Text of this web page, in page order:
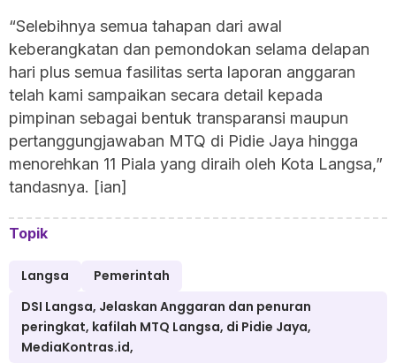
“‎Selebihnya semua tahapan dari awal
keberangkatan dan pemondokan selama delapan
hari plus semua fasilitas serta laporan anggaran
telah kami sampaikan secara detail kepada
pimpinan sebagai bentuk transparansi maupun
pertanggungjawaban MTQ di Pidie Jaya hingga
menorehkan 11 Piala yang diraih oleh Kota Langsa,”
tandasnya. [ian]
Topik
Langsa
Pemerintah
DSI Langsa, Jelaskan Anggaran dan penuran
peringkat, kafilah MTQ Langsa, di Pidie Jaya,
MediaKontras.id,